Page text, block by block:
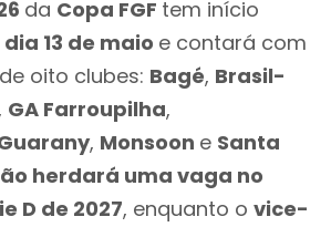
da Copa FGF tem início
dia 13 de maio e contará com
oito clubes: Bagé, Brasil-
GA Farroupilha,
, Monsoon e Santa
herdará uma vaga no
D de 2027, enquanto o vice-